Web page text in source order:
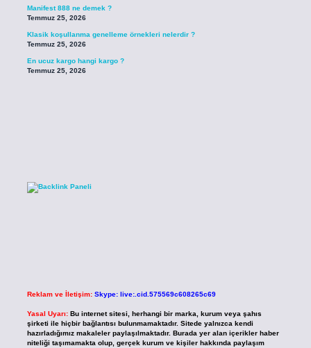
Manifest 888 ne demek ?
Temmuz 25, 2026
Klasik koşullanma genelleme örnekleri nelerdir ?
Temmuz 25, 2026
En ucuz kargo hangi kargo ?
Temmuz 25, 2026
Reklam ve İletişim: Skype: live:.cid.575569c608265c69
Yasal Uyarı: Bu internet sitesi, herhangi bir marka, kurum veya şahıs
şirketi ile hiçbir bağlantısı bulunmamaktadır. Sitede yalnızca kendi
hazırladığımız makaleler paylaşılmaktadır. Burada yer alan içerikler haber
niteliği taşımamakta olup, gerçek kurum ve kişiler hakkında paylaşım